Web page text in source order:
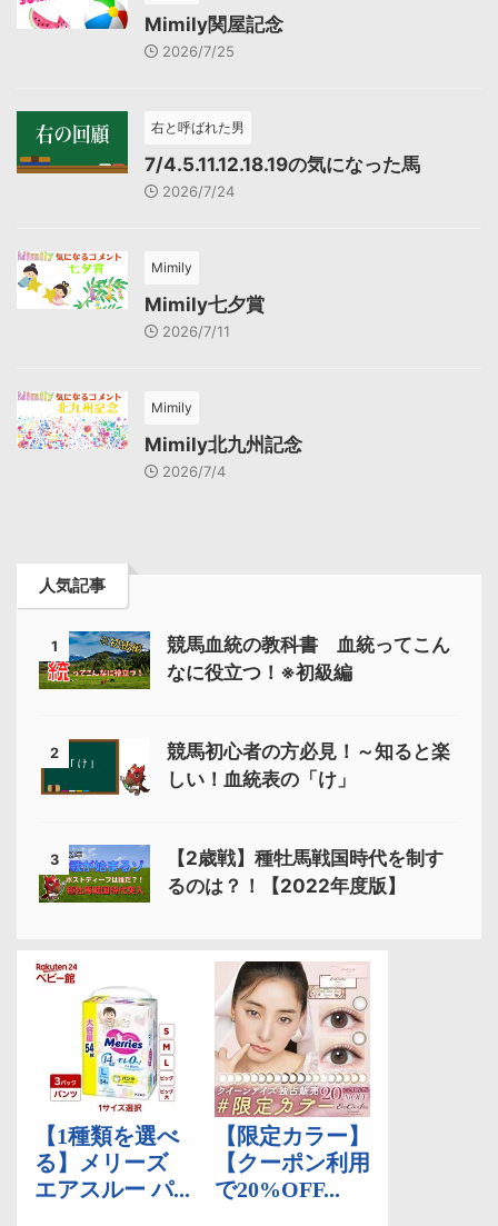
Mimily関屋記念
2026/7/25
右と呼ばれた男
7/4.5.11.12.18.19の気になった馬
2026/7/24
Mimily
Mimily七夕賞
2026/7/11
Mimily
Mimily北九州記念
2026/7/4
人気記事
1
競馬血統の教科書 血統ってこん
なに役立つ！※初級編
2
競馬初心者の方必見！～知ると楽
しい！血統表の「け」
3
【2歳戦】種牡馬戦国時代を制す
るのは？！【2022年度版】